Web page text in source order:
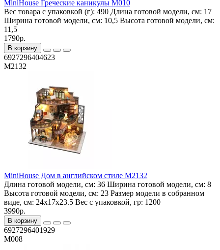
MiniHouse Греческие каникулы M010
Вес товара с упаковкой (г): 490 Длина готовой модели, см: 17
Ширина готовой модели, см: 10,5 Высота готовой модели, см:
11,5
1790р.
В корзину
6927296404623
M2132
MiniHouse Дом в английском стиле M2132
Длина готовой модели, см: 36 Ширина готовой модели, см: 8
Высота готовой модели, см: 23 Размер модели в собранном
виде, см: 24x17x23.5 Вес с упаковкой, гр: 1200
3990р.
В корзину
6927296401929
M008